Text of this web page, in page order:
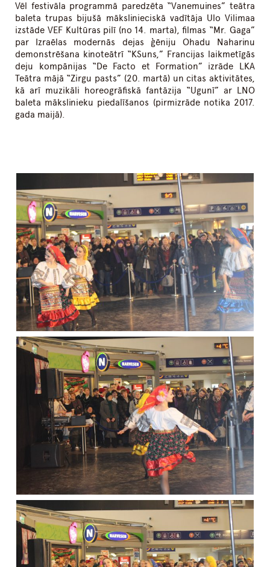
Vēl festivāla programmā paredzēta “Vanemuines” teātra
baleta trupas bijušā mākslinieciskā vadītāja Ulo Vilimaa
izstāde VEF Kultūras pilī (no 14. marta), filmas “Mr. Gaga”
par Izraēlas modernās dejas ģēniju Ohadu Naharinu
demonstrēšana kinoteātrī “KSuns,” Francijas laikmetīgās
deju kompānijas “De Facto et Formation” izrāde LKA
Teātra mājā “Zirgu pasts” (20. martā) un citas aktivitātes,
kā arī muzikāli horeogrāfiskā fantāzija “Ugunī” ar LNO
baleta mākslinieku piedalīšanos (pirmizrāde notika 2017.
gada maijā).